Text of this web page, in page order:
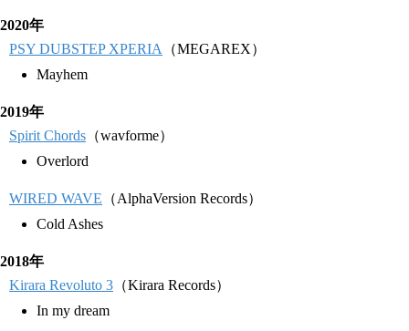
2020年
PSY DUBSTEP XPERIA
（MEGAREX）
Mayhem
2019年
Spirit Chords （wavforme）
Overlord
WIRED WAVE （AlphaVersion Records）
Cold Ashes
2018年
Kirara Revoluto 3 （Kirara Records）
In my dream